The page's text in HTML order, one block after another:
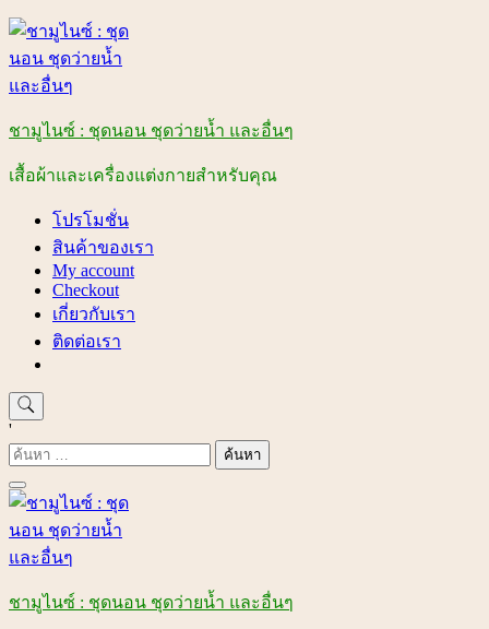
Skip
content
ชามูไนซ์ : ชุดนอน ชุดว่ายน้ำ และอื่นๆ
เสื้อผ้าและเครื่องแต่งกายสำหรับคุณ
โปรโมชั่น
สินค้าของเรา
My account
Checkout
เกี่ยวกับเรา
ติดต่อเรา
'
ค้นหา
สำหรับ:
ชามูไนซ์ : ชุดนอน ชุดว่ายน้ำ และอื่นๆ